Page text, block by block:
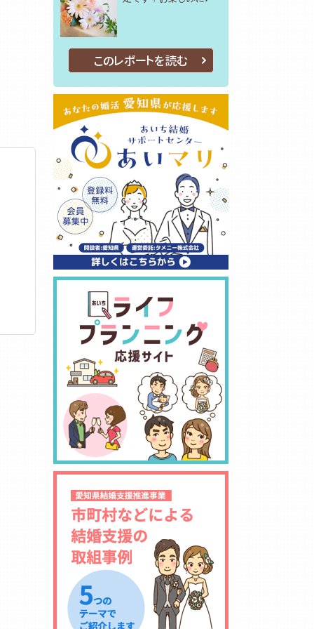
このレポートを読む